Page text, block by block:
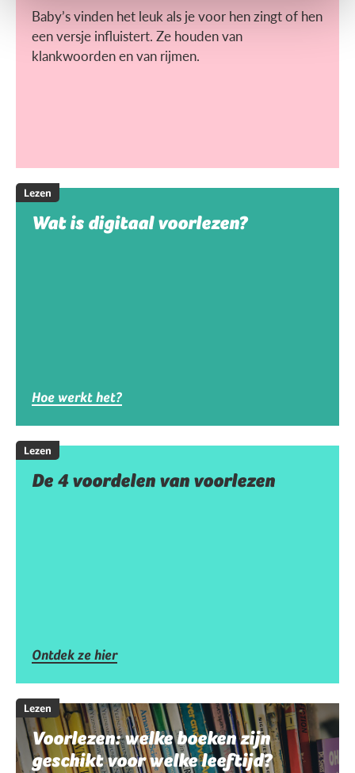
Baby’s vinden het leuk als je voor hen zingt of hen
een versje influistert. Ze houden van
klankwoorden en van rijmen.
Lezen
Wat is digitaal voorlezen?
Hoe werkt het?
Lezen
De 4 voordelen van voorlezen
Ontdek ze hier
Lezen
Voorlezen: welke boeken zijn
geschikt voor welke leeftijd?